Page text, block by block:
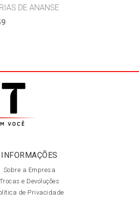
DE ANANSE
INFORMAÇÕES
Sobre a Empresa
Trocas e Devoluções
de Privacidade